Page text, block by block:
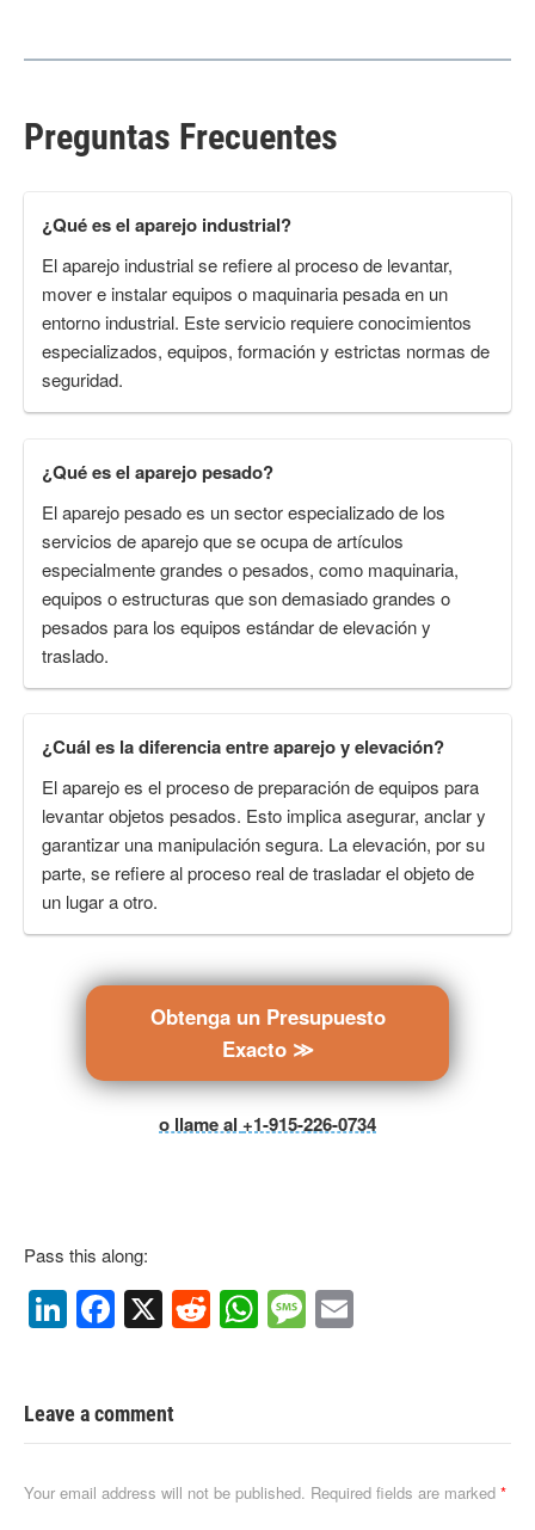
Preguntas Frecuentes
¿Qué es el aparejo industrial?
El aparejo industrial se refiere al proceso de levantar,
mover e instalar equipos o maquinaria pesada en un
entorno industrial. Este servicio requiere conocimientos
especializados, equipos, formación y estrictas normas de
seguridad.
¿Qué es el aparejo pesado?
El aparejo pesado es un sector especializado de los
servicios de aparejo que se ocupa de artículos
especialmente grandes o pesados, como maquinaria,
equipos o estructuras que son demasiado grandes o
pesados para los equipos estándar de elevación y
traslado.
¿Cuál es la diferencia entre aparejo y elevación?
El aparejo es el proceso de preparación de equipos para
levantar objetos pesados. Esto implica asegurar, anclar y
garantizar una manipulación segura. La elevación, por su
parte, se refiere al proceso real de trasladar el objeto de
un lugar a otro.
Obtenga un Presupuesto
Exacto ≫
o llame al +1-915-226-0734
Pass this along:
Li
n
e
dI
n
F
a
e
b
o
X R
e
t
W
h
A
p
M
e
g
e
Leave a comment
Your email address will not be published. Required fields are marked *